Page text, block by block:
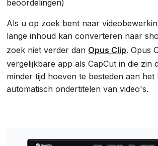
beoordelingen)
Als u op zoek bent naar
lange inhoud kan converteren naar
zoek niet verder dan Opus Clip. Opus
vergelijkbare app als CapCut in die zin
minder tijd hoeven te besteden aan
automatisch ondertitelen van video's.